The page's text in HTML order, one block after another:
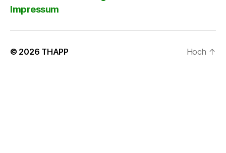
Impressum
© 2026 THAPP Hoch ↑